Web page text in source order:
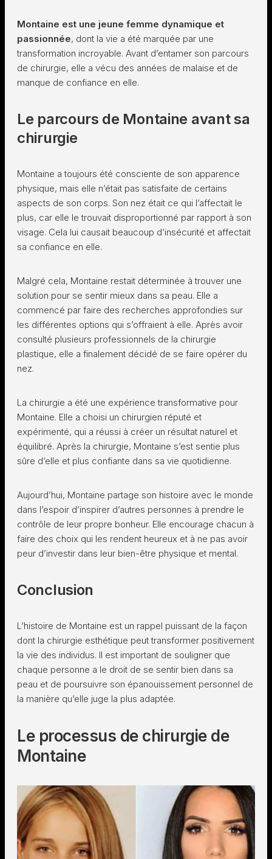
Montaine est une jeune femme dynamique et
passionnée, dont la vie a été marquée par une
transformation incroyable. Avant d’entamer son parcours
de chirurgie, elle a vécu des années de malaise et de
manque de confiance en elle.
Le parcours de Montaine avant sa
chirurgie
Montaine a toujours été consciente de son apparence
physique, mais elle n’était pas satisfaite de certains
aspects de son corps. Son nez était ce qui l’affectait le
plus, car elle le trouvait disproportionné par rapport à son
visage. Cela lui causait beaucoup d’insécurité et affectait
sa confiance en elle.
Malgré cela, Montaine restait déterminée à trouver une
solution pour se sentir mieux dans sa peau. Elle a
commencé par faire des recherches approfondies sur
les différentes options qui s’offraient à elle. Après avoir
consulté plusieurs professionnels de la chirurgie
plastique, elle a finalement décidé de se faire opérer du
nez.
La chirurgie a été une expérience transformative pour
Montaine. Elle a choisi un chirurgien réputé et
expérimenté, qui a réussi à créer un résultat naturel et
équilibré. Après la chirurgie, Montaine s’est sentie plus
sûre d’elle et plus confiante dans sa vie quotidienne.
Aujourd’hui, Montaine partage son histoire avec le monde
dans l’espoir d’inspirer d’autres personnes à prendre le
contrôle de leur propre bonheur. Elle encourage chacun à
faire des choix qui les rendent heureux et à ne pas avoir
peur d’investir dans leur bien-être physique et mental.
Conclusion
L’histoire de Montaine est un rappel puissant de la façon
dont la chirurgie esthétique peut transformer positivement
la vie des individus. Il est important de souligner que
chaque personne a le droit de se sentir bien dans sa
peau et de poursuivre son épanouissement personnel de
la manière qu’elle juge la plus adaptée.
Le processus de chirurgie de
Montaine